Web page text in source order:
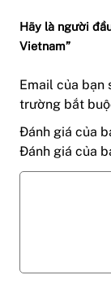
Hãy là người
Vietnam”
Email của bạn
trường bắt
Đánh giá của
Đánh giá của